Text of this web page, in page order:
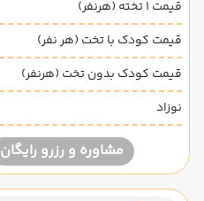
قیمت 1 تخته (هرنفر)
قیمت کودک با تخت (هر نفر)
قیمت کودک بدون تخت (هرنفر)
نوزاد
مشاوره و رزرو رایگان